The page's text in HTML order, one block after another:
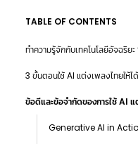
TABLE OF CONTENTS
ทำความรู้จักกับเทคโนโลยีอัจฉริย
3 ขั้นตอนใช้ AI แต่งเพลงไทยให้
ข้อดีและข้อจำกัดของการใช้ AI แ
Generative AI in